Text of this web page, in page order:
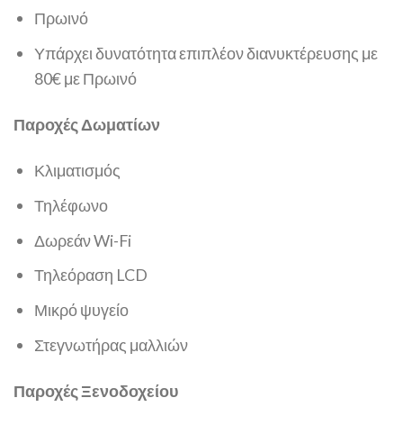
Πρωινό
Υπάρχει δυνατότητα επιπλέον διανυκτέρευσης με
80€ με Πρωινό
Παροχές Δωματίων
Κλιματισμός
Τηλέφωνο
Δωρεάν Wi-Fi
Τηλεόραση LCD
Μικρό ψυγείο
Στεγνωτήρας μαλλιών
Παροχές Ξενοδοχείου